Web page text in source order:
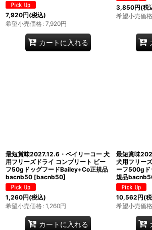
7,920円(税込)
希望小売価格: 7,920円
カートに入れる
3,850円(税
希望小売価格
最短賞味2027.12.6・ベイリーコー 犬
用フリーズドライ コンプリート ビー
フ50gドッグフードBailey+Co正規品
bacnb50 [bacnb50]
1,260円(税込)
希望小売価格: 1,260円
カートに入れる
最短賞味
犬用フリー
ーフ500gド
規品
10,562円(
希望小売価格